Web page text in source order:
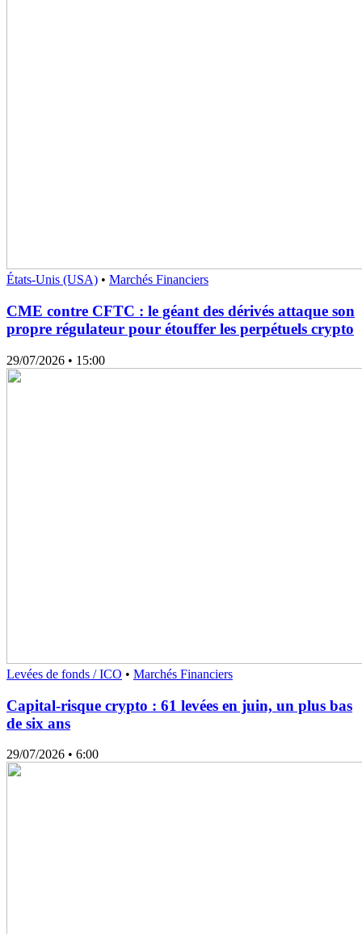
États-Unis (USA) • Marchés Financiers
CME contre CFTC : le géant des dérivés attaque son
propre régulateur pour étouffer les perpétuels crypto
29/07/2026 • 15:00
Levées de fonds / ICO • Marchés Financiers
Capital-risque crypto : 61 levées en juin, un plus bas
de six ans
29/07/2026 • 6:00